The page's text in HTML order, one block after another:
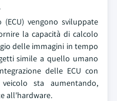
vengono sviluppate
la capacità di calcolo
delle immagini in tempo
simile a quello umano
delle ECU con
sta aumentando,
all'hardware.